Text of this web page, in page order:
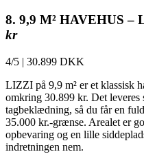
8. 9,9 M² HAVEHUS –
kr
4/5 | 30.899 DKK
LIZZI på 9,9 m² er et klassisk
omkring 30.899 kr. Det leveres
tagbeklædning, så du får en
35.000 kr.-grænse. Arealet er
opbevaring og en lille
indretningen nem.